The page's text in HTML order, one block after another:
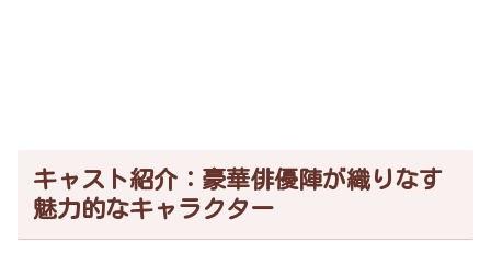
キャスト紹介：豪華俳優陣が織りなす
魅力的なキャラクター